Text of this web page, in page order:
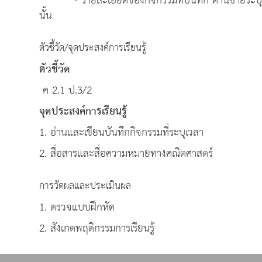
นั้น
ตัวชี้วัด/จุดประสงค์การเรียนรู้
ตัวชี้วัด
ค 2.1 ป.3/2
จุดประสงค์การเรียนรู้
1. อ่านและเขียนบันทึกกิจกรรมที่ระบุเวลา
2. สื่อสารและสื่อความหมายทางคณิตศาสตร์
การวัดผลและประเมินผล
1. ตรวจแบบฝึกหัด
2. สังเกตพฤติกรรมการเรียนรู้